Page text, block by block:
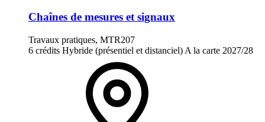
Chaînes de mesures et signaux
Travaux pratiques, MTR207
6 crédits Hybride (présentiel et distanciel) A la carte 2027/28